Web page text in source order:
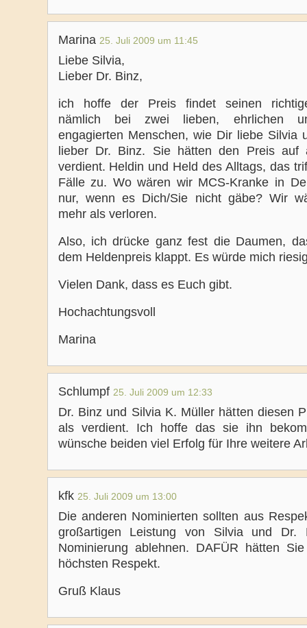
Marina 25. Juli 2009 um 11:45
Liebe Silvia,
Lieber Dr. Binz,
ich hoffe der Preis findet seinen
nämlich bei zwei lieben, ehrlichen
engagierten Menschen, wie Dir liebe Silvia
lieber Dr. Binz. Sie hätten den Preis auf
verdient. Heldin und Held des Alltags, das
Fälle zu. Wo wären wir MCS-Kranke in
nur, wenn es Dich/Sie nicht gäbe? Wir
mehr als verloren.
Also, ich drücke ganz fest die Daumen,
dem Heldenpreis klappt. Es würde mich
Vielen Dank, dass es Euch gibt.
Hochachtungsvoll
Marina
Schlumpf 25. Juli 2009 um 12:33
Dr. Binz und Silvia K. Müller hätten diesen
als verdient. Ich hoffe das sie ihn
wünsche beiden viel Erfolg für Ihre weitere
kfk 25. Juli 2009 um 13:00
Die anderen Nominierten sollten aus
großartigen Leistung von Silvia und Dr.
Nominierung ablehnen. DAFÜR hätten
höchsten Respekt.
Gruß Klaus